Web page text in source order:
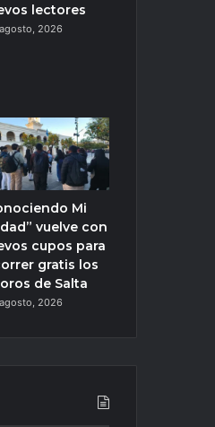
lectores
2026
Mi
vuelve con
cupos para
gratis los
de Salta
2026